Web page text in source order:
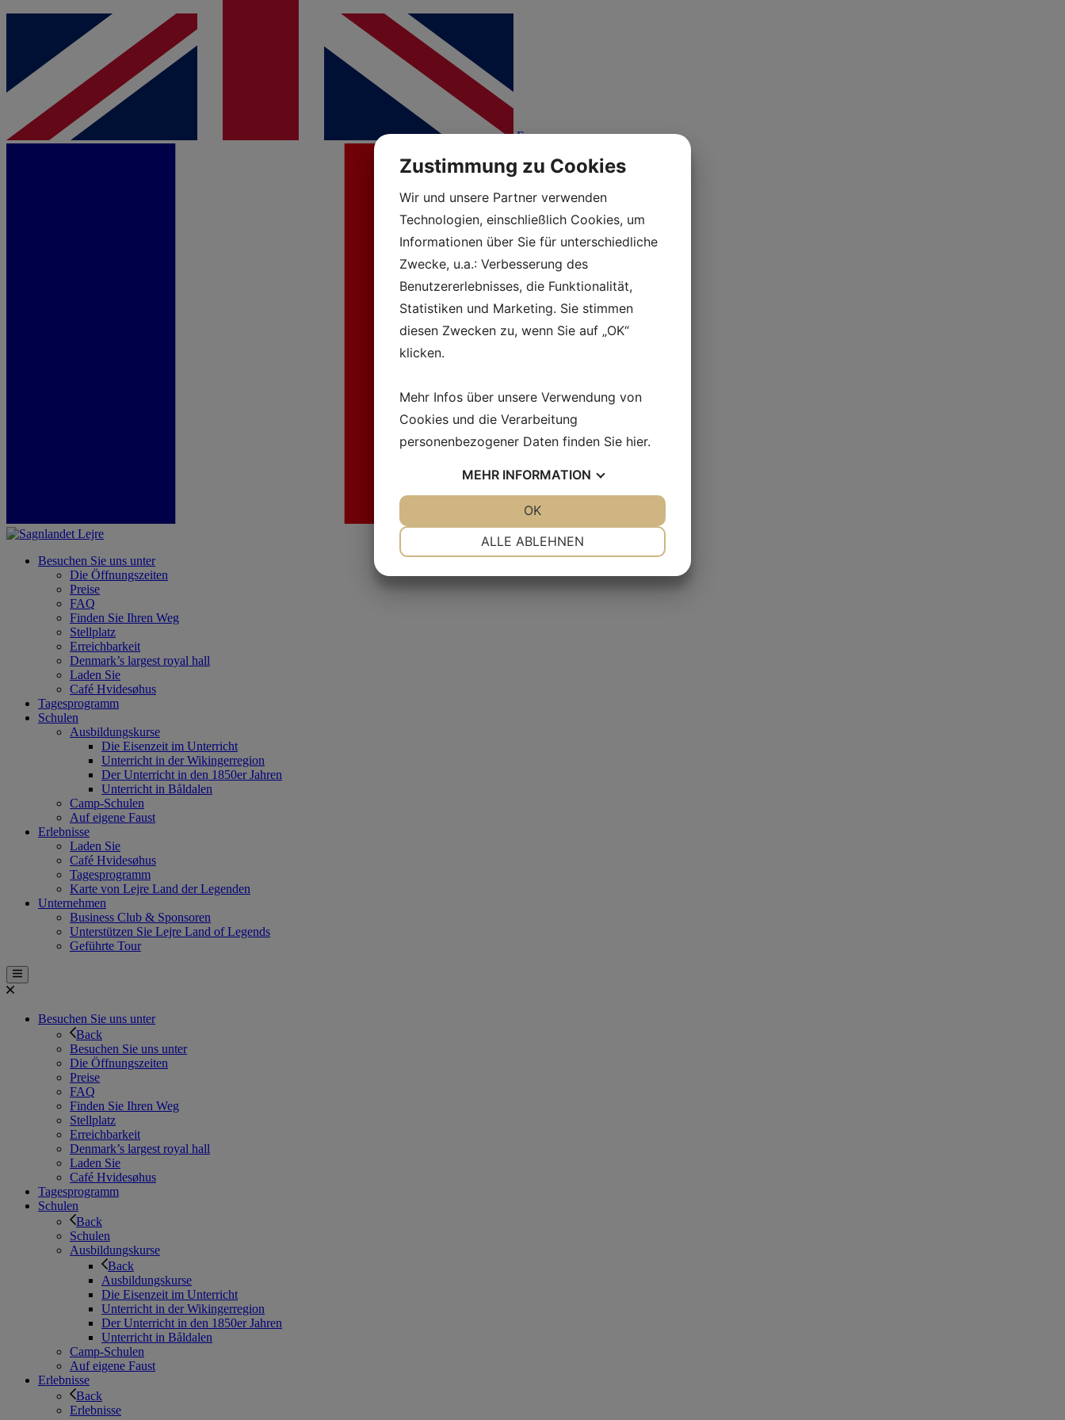
En
Fr
Besuchen Sie uns unter
Die Öffnungszeiten
Preise
FAQ
Finden Sie Ihren Weg
Stellplatz
Erreichbarkeit
Denmark’s largest royal hall
Laden Sie
Café Hvidesøhus
Tagesprogramm
Schulen
Ausbildungskurse
Die Eisenzeit im Unterricht
Unterricht in der Wikingerregion
Der Unterricht in den 1850er Jahren
Unterricht in Båldalen
Camp-Schulen
Auf eigene Faust
Erlebnisse
Laden Sie
Café Hvidesøhus
Tagesprogramm
Karte von Lejre Land der Legenden
Unternehmen
Business Club & Sponsoren
Unterstützen Sie Lejre Land of Legends
Geführte Tour
Besuchen Sie uns unter
Back
Besuchen Sie uns unter
Die Öffnungszeiten
Preise
FAQ
Finden Sie Ihren Weg
Stellplatz
Erreichbarkeit
Denmark’s largest royal hall
Laden Sie
Café Hvidesøhus
Tagesprogramm
Schulen
Back
Schulen
Ausbildungskurse
Back
Ausbildungskurse
Die Eisenzeit im Unterricht
Unterricht in der Wikingerregion
Der Unterricht in den 1850er Jahren
Unterricht in Båldalen
Camp-Schulen
Auf eigene Faust
Erlebnisse
Back
Erlebnisse
Zustimmung zu Cookies
Wir und unsere Partner verwenden
Technologien, einschließlich Cookies, um
Informationen über Sie für unterschiedliche
Zwecke, u.a.: Verbesserung des
Benutzererlebnisses, die Funktionalität,
Statistiken und Marketing. Sie stimmen
diesen Zwecken zu, wenn Sie auf „OK“
klicken.
Mehr Infos über unsere Verwendung von
Cookies und die Verarbeitung
personenbezogener Daten finden Sie hier.
MEHR INFORMATION
ALLE ABLEHNEN
OK